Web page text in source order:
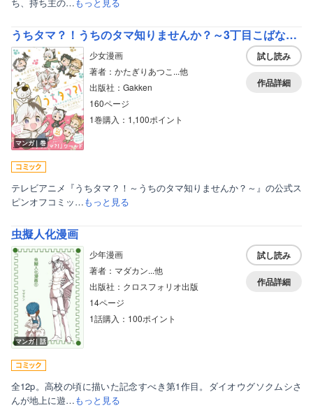
うちタマ？！うちのタマ知りませんか？～3丁目こばなし～
マンガ｜巻
少女漫画
著者：かたぎりあつこ...他
出版社：Gakken
160ページ
1巻購入：1,100ポイント
試し読み
作品詳細
テレビアニメ『うちタマ？！～うちのタマ知りませんか？～』の公式ス
ピンオフコミッ…もっと見る
虫擬人化漫画
マンガ｜話
少年漫画
著者：マダカン...他
出版社：クロスフォリオ出版
14ページ
1話購入：100ポイント
試し読み
作品詳細
全12p。高校の頃に描いた記念すべき第1作目。ダイオウグソクムシさ
んが地上に遊…もっと見る